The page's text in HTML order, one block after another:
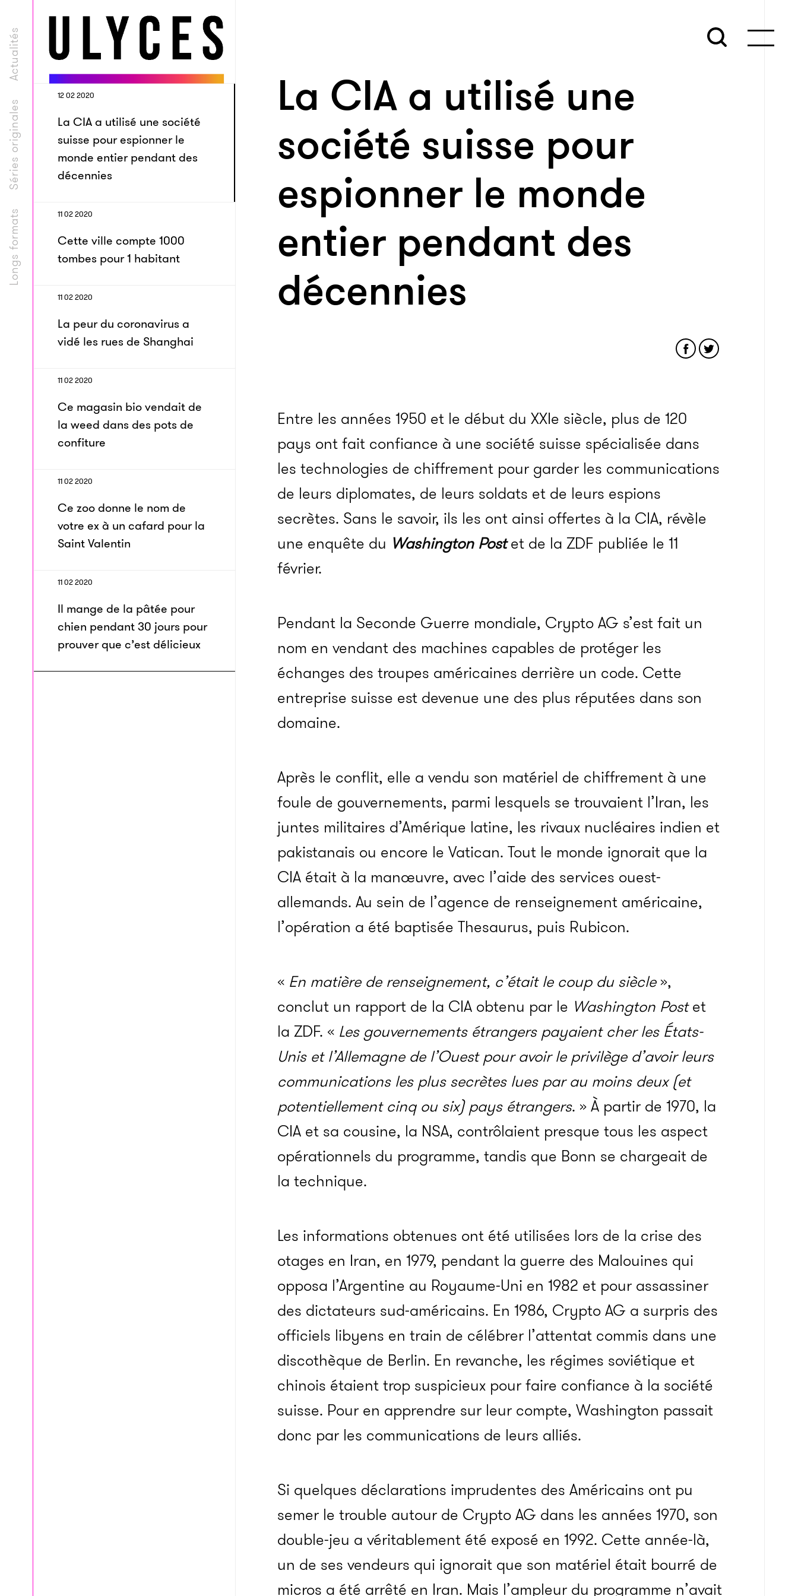
Longs formats
Séries originales
Actualités
12 02 2020
La CIA a utilisé une société
suisse pour espionner le
monde entier pendant des
décennies
11 02 2020
Cette ville compte 1000
tombes pour 1 habitant
11 02 2020
La peur du coronavirus a
vidé les rues de Shanghai
11 02 2020
Ce magasin bio vendait de
la weed dans des pots de
confiture
11 02 2020
Ce zoo donne le nom de
votre ex à un cafard pour la
Saint Valentin
11 02 2020
Il mange de la pâtée pour
chien pendant 30 jours pour
prouver que c’est délicieux
La CIA a utilisé une
société suisse pour
espionner le monde
entier pendant des
décennies
Entre les années 1950 et le début du XXIe siècle, plus de 120
pays ont fait confiance à une société suisse spécialisée dans
les technologies de chiffrement pour garder les communications
de leurs diplomates, de leurs soldats et de leurs espions
secrètes. Sans le savoir, ils les ont ainsi offertes à la CIA, révèle
une enquête du Washington Postet de la ZDF publiée le 11
février.
Pendant la Seconde Guerre mondiale, Crypto AG s’est fait un
nom en vendant des machines capables de protéger les
échanges des troupes américaines derrière un code. Cette
entreprise suisse est devenue une des plus réputées dans son
domaine.
Après le conflit, elle a vendu son matériel de chiffrement à une
foule de gouvernements, parmi lesquels se trouvaient l’Iran, les
juntes militaires d’Amérique latine, les rivaux nucléaires indien et
pakistanais ou encore le Vatican. Tout le monde ignorait que la
CIA était à la manœuvre, avec l’aide des services ouest-
allemands. Au sein de l’agence de renseignement américaine,
l’opération a été baptisée Thesaurus, puis Rubicon.
« En matière de renseignement, c’était le coup du siècle»,
conclut un rapport de la CIA obtenu par le Washington Postet
la ZDF. « Les gouvernements étrangers payaient cher les États-
Unis et l’Allemagne de l’Ouest pour avoir le privilège d’avoir leurs
communications les plus secrètes lues par au moins deux (et
potentiellement cinq ou six) pays étrangers. » À partir de 1970, la
CIA et sa cousine, la NSA, contrôlaient presque tous les aspect
opérationnels du programme, tandis que Bonn se chargeait de
la technique.
Les informations obtenues ont été utilisées lors de la crise des
otages en Iran, en 1979, pendant la guerre des Malouines qui
opposa l’Argentine au Royaume-Uni en 1982 et pour assassiner
des dictateurs sud-américains. En 1986, Crypto AG a surpris des
officiels libyens en train de célébrer l’attentat commis dans une
discothèque de Berlin. En revanche, les régimes soviétique et
chinois étaient trop suspicieux pour faire confiance à la société
suisse. Pour en apprendre sur leur compte, Washington passait
donc par les communications de leurs alliés.
Si quelques déclarations imprudentes des Américains ont pu
semer le trouble autour de Crypto AG dans les années 1970, son
double-jeu a véritablement été exposé en 1992. Cette année-là,
un de ses vendeurs qui ignorait que son matériel était bourré de
micros a été arrêté en Iran. Mais l’ampleur du programme n’avait